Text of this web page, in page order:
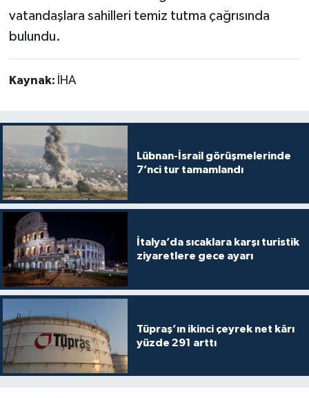
vatandaşlara sahilleri temiz tutma çağrısında
bulundu.
Kaynak: İHA
Lübnan-İsrail görüşmelerinde
7’nci tur tamamlandı
İtalya’da sıcaklara karşı turistik
ziyaretlere gece ayarı
Tüpraş’ın ikinci çeyrek net kârı
yüzde 291 arttı